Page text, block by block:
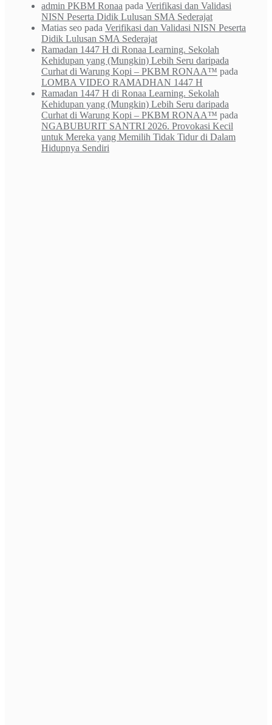
admin PKBM Ronaa pada Verifikasi dan Validasi
NISN Peserta Didik Lulusan SMA Sederajat
Matias seo pada Verifikasi dan Validasi NISN Peserta
Didik Lulusan SMA Sederajat
Ramadan 1447 H di Ronaa Learning. Sekolah
Kehidupan yang (Mungkin) Lebih Seru daripada
Curhat di Warung Kopi – PKBM RONAA™ pada
LOMBA VIDEO RAMADHAN 1447 H
Ramadan 1447 H di Ronaa Learning. Sekolah
Kehidupan yang (Mungkin) Lebih Seru daripada
Curhat di Warung Kopi – PKBM RONAA™ pada
NGABUBURIT SANTRI 2026. Provokasi Kecil
untuk Mereka yang Memilih Tidak Tidur di Dalam
Hidupnya Sendiri